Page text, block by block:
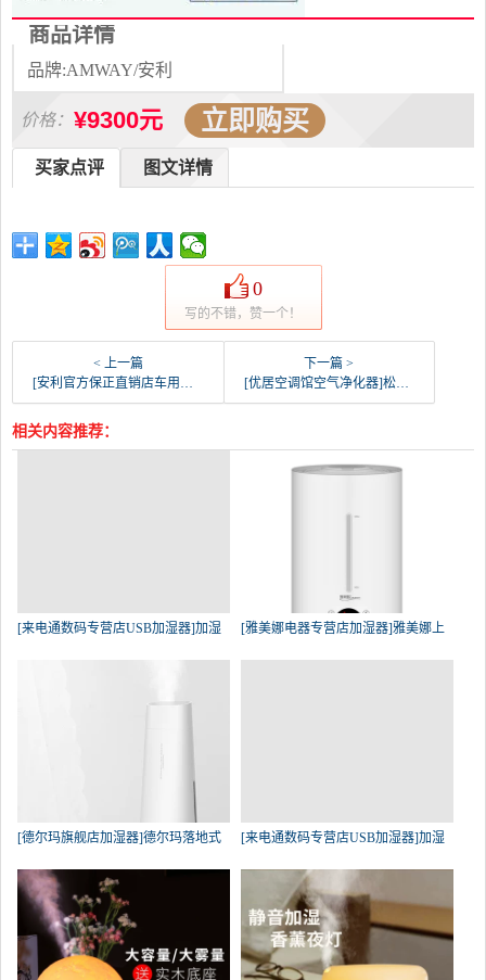
商品详情
品牌:AMWAY/安利
价格： ¥9300元 立即购买
图文详情
买家点评
0
写的不错，赞一个！
< 上一篇
[安利官方保正直销店车用氧吧,空气净化器]安利空气净化器车载 车用消除异味 逸月销量1件仅售399元
下一篇 >
[优居空调馆空气净化器]松下室内新风系统FY-E35PMA家月销量0件仅售500元
相关内容推荐：
[来电通数码专营店USB加湿器]加湿 [雅美娜电器专营店加湿器]雅美娜上
[德尔玛旗舰店加湿器]德尔玛落地式 [来电通数码专营店USB加湿器]加湿